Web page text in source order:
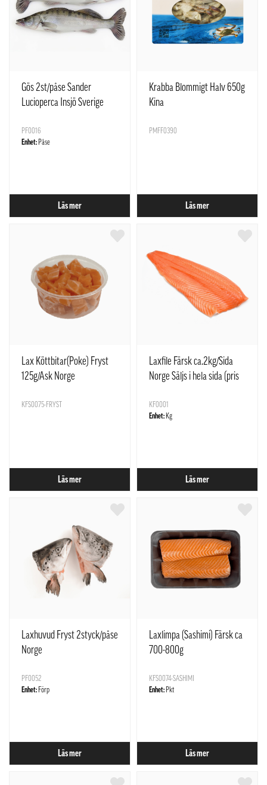
Gös 2st/påse Sander
Lucioperca Insjö Sverige
PF0016
Enhet: Påse
Läs mer
Krabba Blommigt Halv 650g
Kina
PMFF0390
Läs mer
Lax Köttbitar(Poke) Fryst
125g/Ask Norge
KFS0075-FRYST
Läs mer
Laxfile Färsk ca.2kg/Sida
Norge Säljs i hela sida (pris
KF0001
Enhet: Kg
Läs mer
Laxhuvud Fryst 2styck/påse
Norge
PF0052
Enhet: Förp
Läs mer
Laxlimpa (Sashimi) Färsk ca
700-800g
KFS0074-SASHIMI
Enhet: Pkt
Läs mer